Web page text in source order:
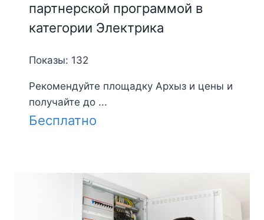
партнерской программой в
категории Электрика
Показы: 132
Рекомендуйте площадку Архыз и цены и
получайте до ...
Бесплатно